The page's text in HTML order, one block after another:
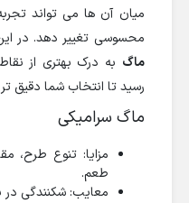
میان آن ها می تواند
محسوسی تغییر دهد. در
ماگ به درک بهتری از
رسید تا انتخاب شما دقیق
ماگ سرامیکی
مزایا: تنوع طرح،
طعم.
معایب: شکنندگی در